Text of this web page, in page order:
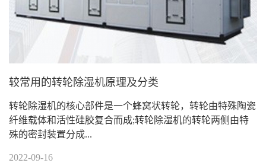
较常用的转轮除湿机原理及分类
转轮除湿机的核心部件是一个蜂窝状转轮，转轮由特殊陶瓷
纤维载体和活性硅胶复合而成;转轮除湿机的转轮两侧由特
殊的密封装置分成...
2022-09-16